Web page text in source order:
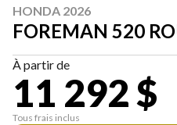
HONDA 2026
FOREMAN 520
À partir de
11 292 $
Tous frais inclus